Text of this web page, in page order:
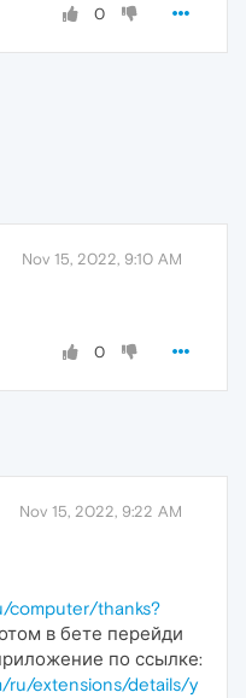
0
Nov 15, 2022, 9:10 AM
0
Nov 15, 2022, 9:22 AM
computer/thanks?
в бете перейди
по ссылке:
ru/extensions/details/y